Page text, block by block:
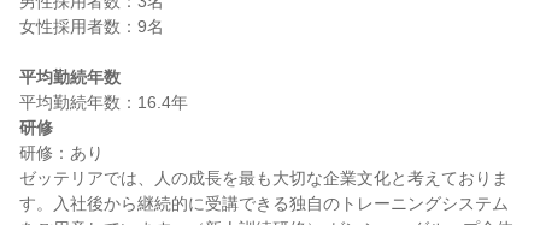
女性採用者数：9名
平均勤続年数
研修
研修：あり
ゼッテリアでは、人の成長を最も大切な企業文化と考えておりま
す。入社後から継続的に受講できる独自のトレーニングシステム